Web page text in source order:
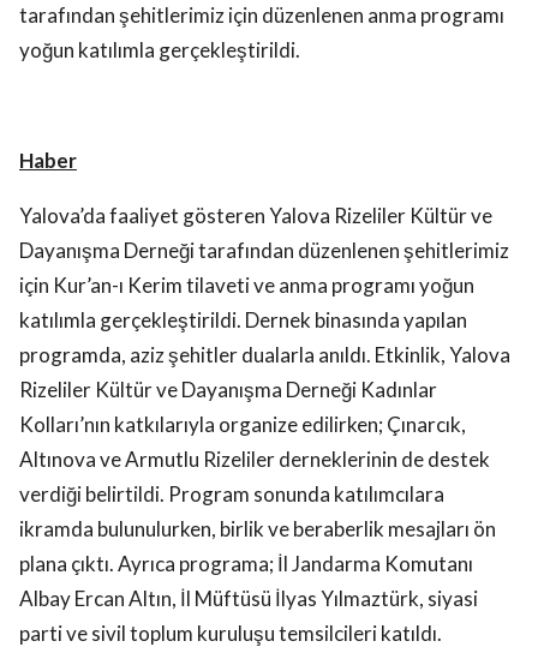
tarafından şehitlerimiz için düzenlenen anma programı
yoğun katılımla gerçekleştirildi.
Haber
Yalova’da faaliyet gösteren Yalova Rizeliler Kültür ve
Dayanışma Derneği tarafından düzenlenen şehitlerimiz
için Kur’an-ı Kerim tilaveti ve anma programı yoğun
katılımla gerçekleştirildi. Dernek binasında yapılan
programda, aziz şehitler dualarla anıldı. Etkinlik, Yalova
Rizeliler Kültür ve Dayanışma Derneği Kadınlar
Kolları’nın katkılarıyla organize edilirken; Çınarcık,
Altınova ve Armutlu Rizeliler derneklerinin de destek
verdiği belirtildi. Program sonunda katılımcılara
ikramda bulunulurken, birlik ve beraberlik mesajları ön
plana çıktı. Ayrıca programa; İl Jandarma Komutanı
Albay Ercan Altın, İl Müftüsü İlyas Yılmaztürk, siyasi
parti ve sivil toplum kuruluşu temsilcileri katıldı.